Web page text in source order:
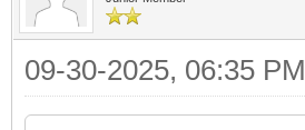
09-30-2025, 06:35 PM